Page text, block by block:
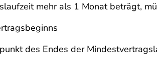
mehr als 1 Monat beträgt,
des Endes der